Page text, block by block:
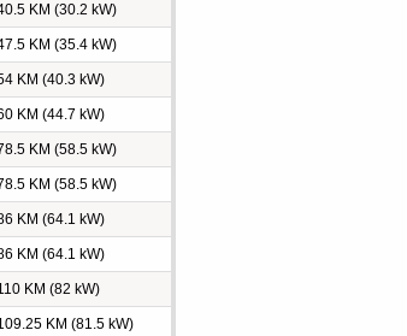
KM (30.2 kW)
KM (35.4 kW)
KM (40.3 kW)
KM (44.7 kW)
KM (58.5 kW)
KM (58.5 kW)
KM (64.1 kW)
KM (64.1 kW)
KM (82 kW)
KM (81.5 kW)